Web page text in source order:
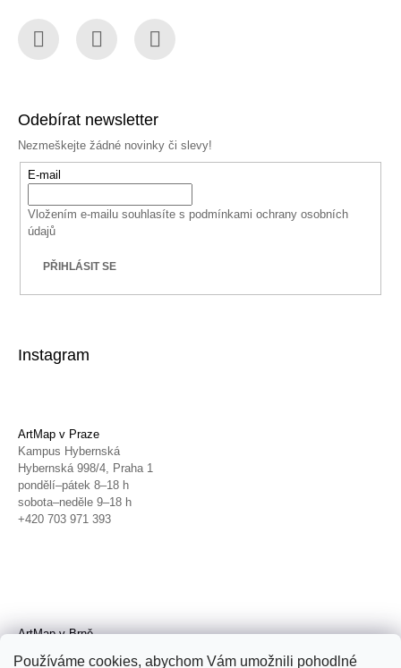
Používáme cookies, abychom Vám umožnili pohodlné
Odebírat newsletter
Nezmeškejte žádné novinky či slevy!
E-mail
Vložením e-mailu souhlasíte s podmínkami ochrany osobních
údajů
PŘIHLÁSIT SE
Instagram
ArtMap v Praze
Kampus Hybernská
Hybernská 998/4, Praha 1
pondělí–pátek 8–18 h
sobota–neděle 9–18 h
+420 703 971 393
ArtMap v Brně